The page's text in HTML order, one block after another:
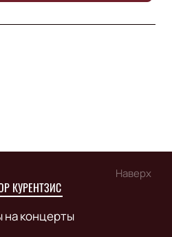
Наверх
КУРЕНТЗИС
на концерты